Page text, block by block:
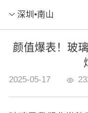
深圳•南山
颜值爆表！玻
2025-05-17